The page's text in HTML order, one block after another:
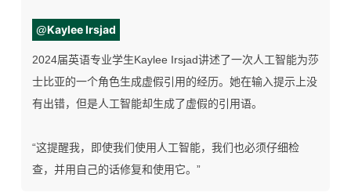
@Kaylee Irsjad
2024届英语专业学生Kaylee Irsjad讲述了一次人工智能为莎
士比亚的一个角色生成虚假引用的经历。她在输入提示上没
有出错，但是人工智能却生成了虚假的引用语。
“这提醒我，即使我们使用人工智能，我们也必须仔细检
查，并用自己的话修复和使用它。”